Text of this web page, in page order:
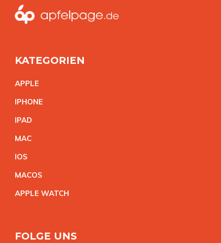
KATEGORIEN
APPLE
IPHONE
IPAD
MAC
IOS
MACOS
APPLE WATCH
FOLGE UNS